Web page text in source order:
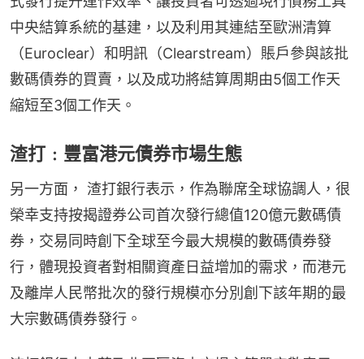
中央結算系統的基建，以及利用其連結至歐洲清算
（Euroclear）和明訊（Clearstream）賬戶參與該批
數碼債券的買賣，以及成功將結算周期由5個工作天
縮短至3個工作天。
渣打﹕豐富港元債券市場生態
另一方面， 渣打銀行表示，作為聯席全球協調人，很
榮幸支持按揭證券公司首次發行總值120億元數碼債
券，交易同時創下全球至今最大規模的數碼債券發
行，體現投資者對相關資產日益增加的需求，而港元
及離岸人民幣批次的發行規模亦分別創下該年期的最
大宗數碼債券發行。